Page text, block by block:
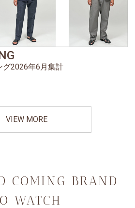
グ2026年6月集計
VIEW MORE
COMING BRAND
WATCH